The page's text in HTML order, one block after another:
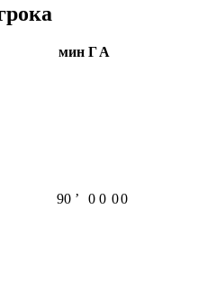
мин ГА
90 ʼ 0 0 00